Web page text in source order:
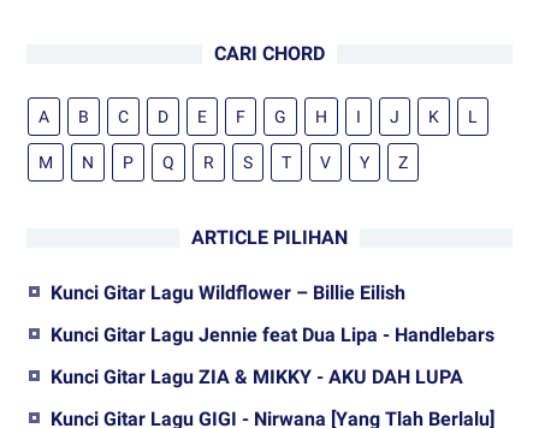
CARI CHORD
A B C D E F G H I J K L
M N P Q R S T V Y Z
ARTICLE PILIHAN
Kunci Gitar Lagu Wildflower – Billie Eilish
Kunci Gitar Lagu Jennie feat Dua Lipa - Handlebars
Kunci Gitar Lagu ZIA & MIKKY - AKU DAH LUPA
Kunci Gitar Lagu GIGI - Nirwana [Yang Tlah Berlalu]